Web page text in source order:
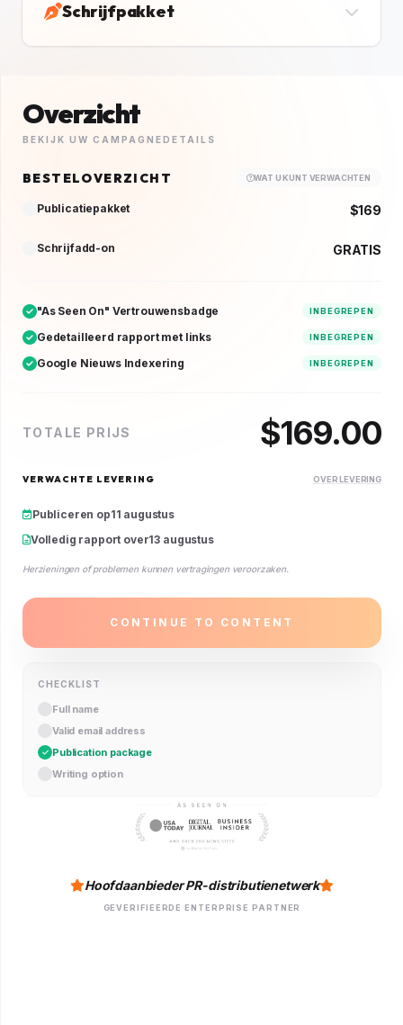
Schrijfpakket
Overzicht
BEKIJK UW CAMPAGNEDETAILS
BESTELOVERZICHT WAT U KUNT VERWACHTEN
Publicatiepakket $169
Schrijfadd-on GRATIS
"As Seen On" Vertrouwensbadge INBEGREPEN
Gedetailleerd rapport met links INBEGREPEN
Google Nieuws Indexering INBEGREPEN
TOTALE PRIJS $169.00
VERWACHTE LEVERING OVER LEVERING
Publiceren op11 augustus
Volledig rapport over13 augustus
Herzieningen of problemen kunnen vertragingen veroorzaken.
CONTINUE TO CONTENT
CHECKLIST
Full name
Valid email address
Publication package
Writing option
Hoofdaanbieder PR-distributienetwerk
GEVERIFIEERDE ENTERPRISE PARTNER